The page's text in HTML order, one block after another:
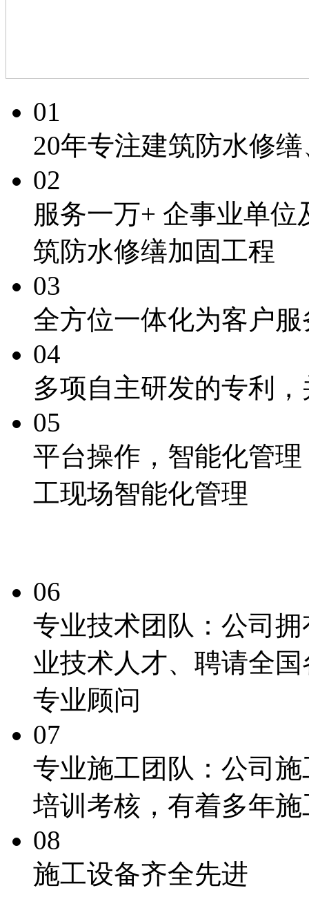
01
20年专注建筑防水修
02
服务一万+ 企事业单位
筑防水修缮加固工程
03
全方位一体化为客户服
04
多项自主研发的专利
05
平台操作， 智能化管
工现场智能化管理
06
专业技术团队： 公司
业技术人才、聘请全
专业顾问
07
专业施工团队： 公司
培训考核，有着多年
08
施工设备齐全先进